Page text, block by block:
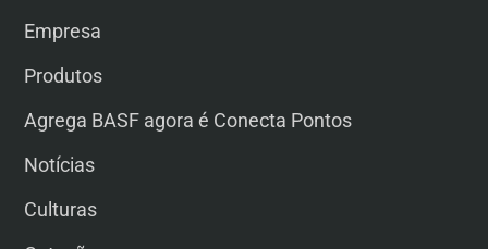
Empresa
Produtos
Agrega BASF agora é Conecta Pontos
Notícias
Culturas